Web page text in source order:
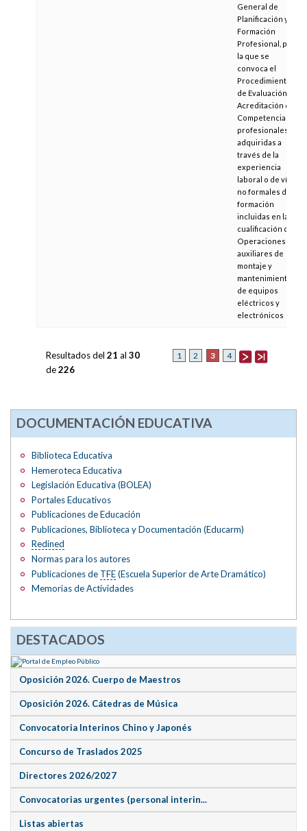
General de
Planificación y
Formación
Profesional, por
la que se
convoca el
Procedimiento
de Evaluación y
Acreditación de
Competencias
profesionales
adquiridas a
través de la
experiencia
laboral o de vías
no formales de
formación
incluidas en la
cualificación de
Operaciones
auxiliares de
montaje y
mantenimiento
de equipos
eléctricos y
electrónicos
1 2 3 4
Resultados del 21 al 30
de226
DOCUMENTACIÓN EDUCATIVA
Biblioteca Educativa
Hemeroteca Educativa
Legislación Educativa (BOLEA)
Portales Educativos
Publicaciones de Educación
Publicaciones, Biblioteca y Documentación (Educarm)
Redined
Normas para los autores
Publicaciones de TFE(Escuela Superior de Arte Dramático)
Memorias de Actividades
DESTACADOS
Oposición 2026. Cuerpo de Maestros
Oposición 2026. Cátedras de Música
Convocatoria Interinos Chino y Japonés
Concurso de Traslados 2025
Directores 2026/2027
Convocatorias urgentes (personal interin...
Listas abiertas